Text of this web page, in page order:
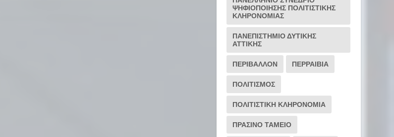
ΨΗΦΙΟΠΟΙΗΣΗΣ ΠΟΛΙΤΙΣΤΙΚΗΣ
ΚΛΗΡΟΝΟΜΙΑΣ
ΠΑΝΕΠΙΣΤΗΜΙΟ ΔΥΤΙΚΗΣ
ΑΤΤΙΚΗΣ
ΠΕΡΙΒΑΛΛΟΝ ΠΕΡΡΑΙΒΙΑ
ΠΟΛΙΤΙΣΜΟΣ
ΠΟΛΙΤΙΣΤΙΚΗ ΚΛΗΡΟΝΟΜΙΑ
ΠΡΑΣΙΝΟ ΤΑΜΕΙΟ